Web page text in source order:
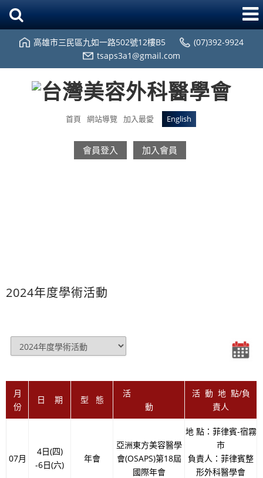
高雄市三民區九如一路502號12樓B5
(07)392-9924
tsaps3a1@gmail.com
首頁 網站導覽 加入最愛 English
會員登入 加入會員
2024年度學術活動
月
份
日 期 型 態
活
動
活 動 地 點/負
責人
07月
4日(四)
-6日(六)
年會
亞洲東方美容醫學
會(OSAPS)第18屆
國際年會
地 點：菲律賓-宿霧
市
負責人：菲律賓整
形外科醫學會